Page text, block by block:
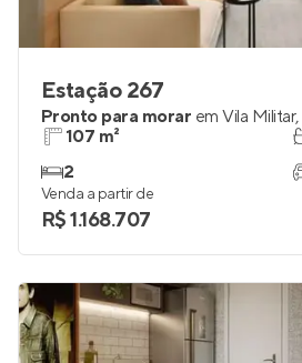
Estação 267
Pronto para morar em Vila Militar,
107 m²
2
Venda a partir de
R$ 1.168.707